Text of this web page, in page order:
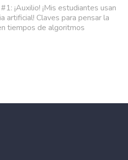
¡Auxilio! ¡Mis estudiantes usan
artificial! Claves para pensar la
tiempos de algoritmos